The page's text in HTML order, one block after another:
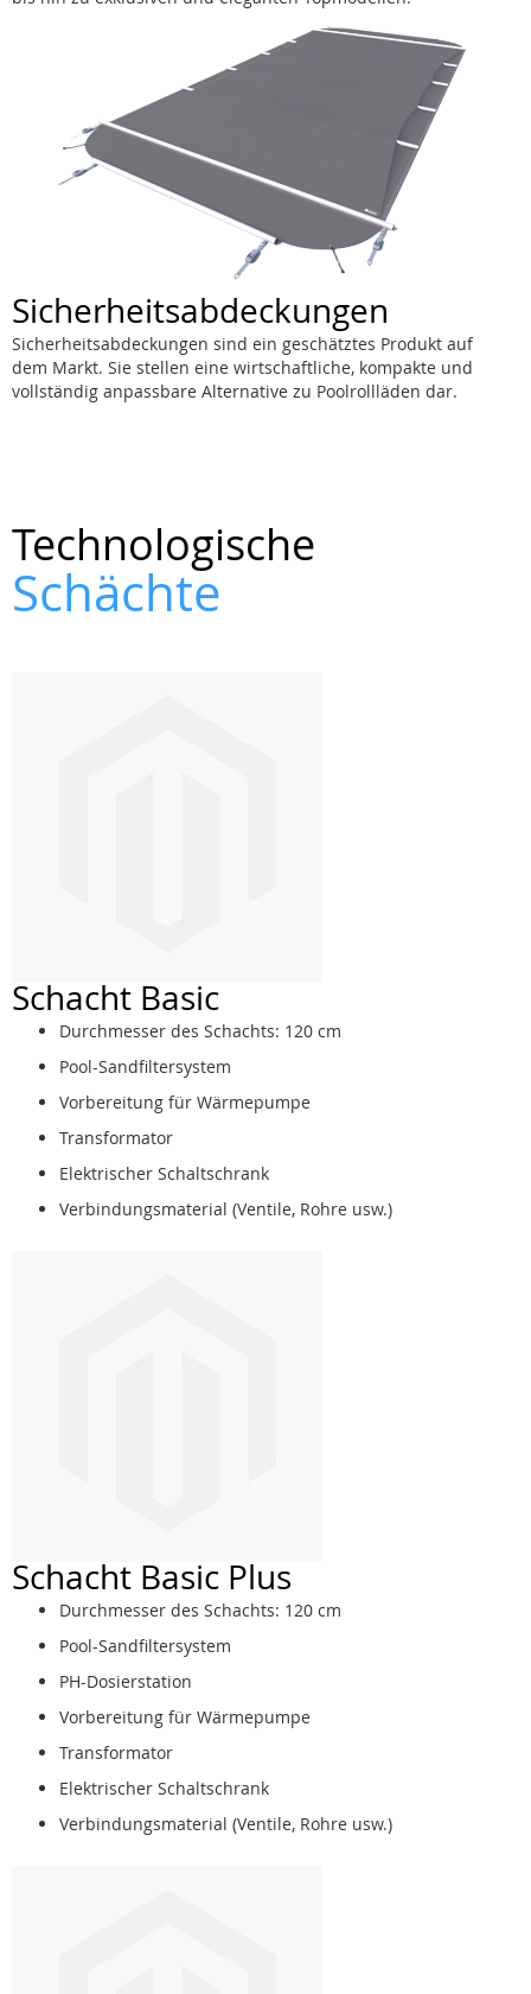
Sicherheitsabdeckungen
Sicherheitsabdeckungen sind ein geschätztes Produkt auf
dem Markt. Sie stellen eine wirtschaftliche, kompakte und
vollständig anpassbare Alternative zu Poolrollläden dar.
Technologische
Schächte
Schacht Basic
Durchmesser des Schachts: 120 cm
Pool-Sandfiltersystem
Vorbereitung für Wärmepumpe
Transformator
Elektrischer Schaltschrank
Verbindungsmaterial (Ventile, Rohre usw.)
Schacht Basic Plus
Durchmesser des Schachts: 120 cm
Pool-Sandfiltersystem
PH-Dosierstation
Vorbereitung für Wärmepumpe
Transformator
Elektrischer Schaltschrank
Verbindungsmaterial (Ventile, Rohre usw.)